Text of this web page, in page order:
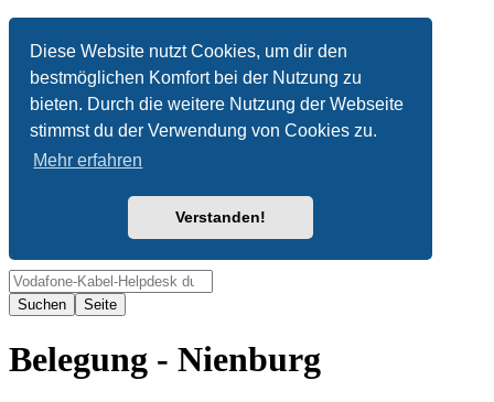
Diese Website nutzt Cookies, um dir den
bestmöglichen Komfort bei der Nutzung zu
bieten. Durch die weitere Nutzung der Webseite
stimmst du der Verwendung von Cookies zu.
Mehr erfahren
Verstanden!
Nicht angemeldet
Anmelden
Belegung - Nienburg